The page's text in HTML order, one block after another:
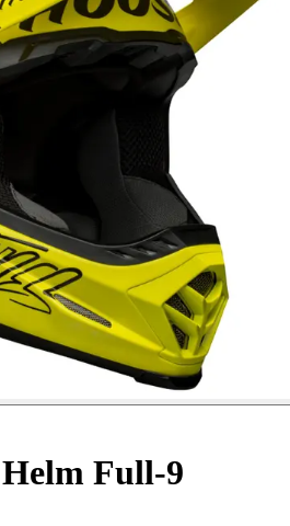
Helm Full-9